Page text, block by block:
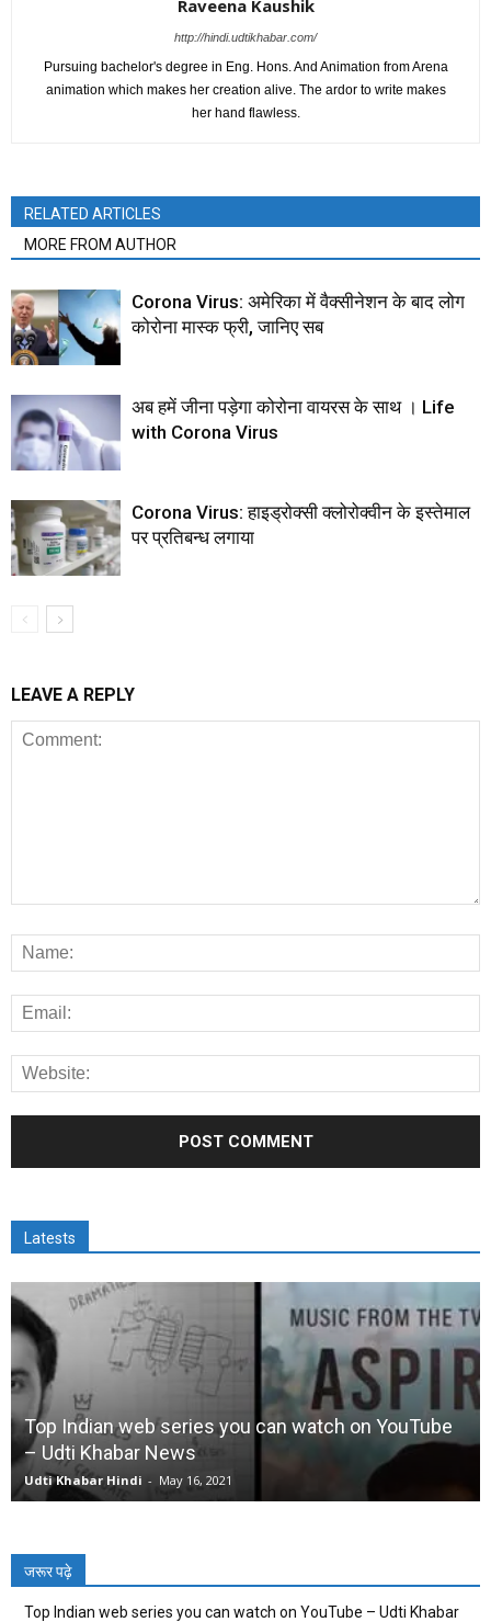
Raveena Kaushik
http://hindi.udtikhabar.com/
Pursuing bachelor's degree in Eng. Hons. And Animation from Arena
animation which makes her creation alive. The ardor to write makes
her hand flawless.
RELATED ARTICLES
MORE FROM AUTHOR
Corona Virus: अमेरिका में वैक्सीनेशन के बाद लोग
कोरोना मास्क फ्री, जानिए सब
अब हमें जीना पड़ेगा कोरोना वायरस के साथ । Life
with Corona Virus
Corona Virus: हाइड्रोक्सी क्लोरोक्वीन के इस्तेमाल
पर प्रतिबन्ध लगाया
LEAVE A REPLY
Latests
Top Indian web series you can watch on YouTube
– Udti Khabar News
Udti Khabar Hindi - May 16, 2021
जरूर पढ़े
Top Indian web series you can watch on YouTube – Udti Khabar